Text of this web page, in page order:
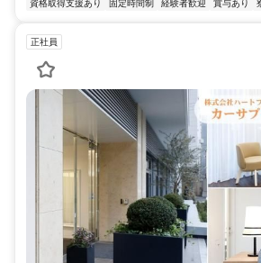
資格取得支援あり 固定時間制 経験者歓迎 賞与あり
正社員